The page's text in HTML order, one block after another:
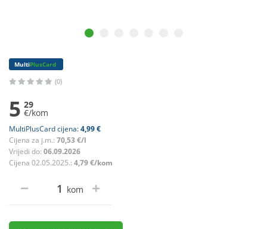
MultiPlusCard
(0)
5 29
€/kom
MultiPlusCard cijena:4,99 €
Cijena za j.m.: 70,53 €/l
Vrijedi do: 06.09.2026
Cijena 02.05.2025.: 4,79 €/kom
kom